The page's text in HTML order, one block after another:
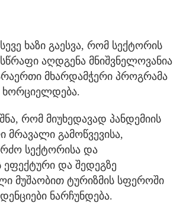
ხაზი გაესვა, რომ სექტორის
აღდგენა მნიშვნელოვანია
მხარდამჭერი პროგრამა
ხორციელდება.
რომ მიუხედავად პანდემიის
მრავალი გამოწვევისა,
სექტორისა და
ეფექტური და შედეგზე
მუშაობით ტურიზმის სფეროში
ნარჩუნდება.